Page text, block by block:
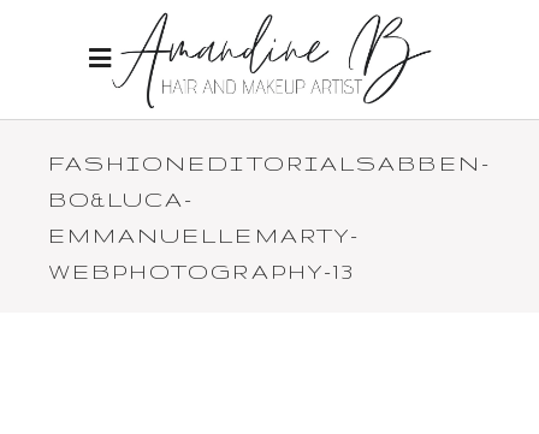
FASHIONEDITORIALSABBEN-
BO&LUCA-
EMMANUELLEMARTY-
WEBPHOTOGRAPHY-13